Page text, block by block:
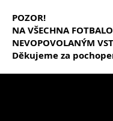
POZOR!
NA VŠECHNA
NEVOPOVOLANÝM
Děkujeme za